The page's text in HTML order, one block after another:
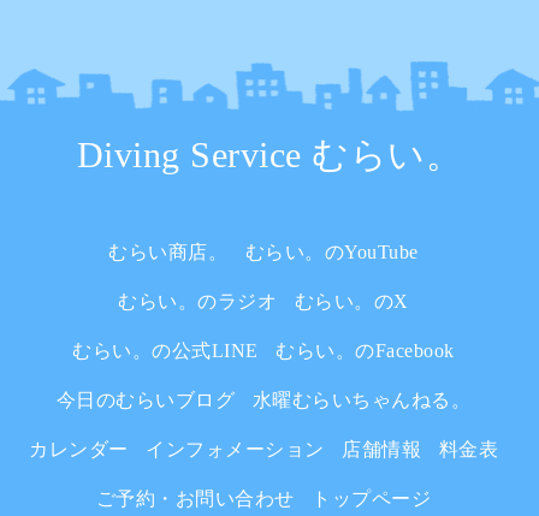
Diving Service むらい。
むらい商店。 むらい。のYouTube
むらい。のラジオ むらい。のX
むらい。の公式LINE むらい。のFacebook
今日のむらいブログ 水曜むらいちゃんねる。
カレンダー インフォメーション 店舗情報 料金表
ご予約・お問い合わせ トップページ